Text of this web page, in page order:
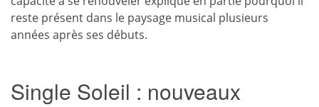
reste présent dans le paysage musical plusieurs
années après ses débuts.
Single Soleil : nouveaux